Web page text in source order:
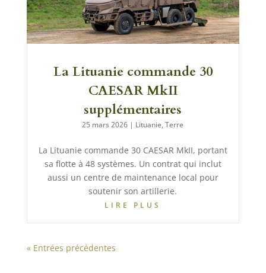
La Lituanie commande 30
CAESAR MkII
supplémentaires
25 mars 2026 | Lituanie,Terre
La Lituanie commande 30 CAESAR MkII, portant
sa flotte à 48 systèmes. Un contrat qui inclut
aussi un centre de maintenance local pour
soutenir son artillerie.
LIRE PLUS
« Entrées précédentes